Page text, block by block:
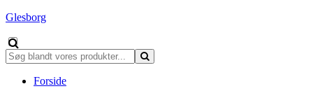
Glesborg
Forside